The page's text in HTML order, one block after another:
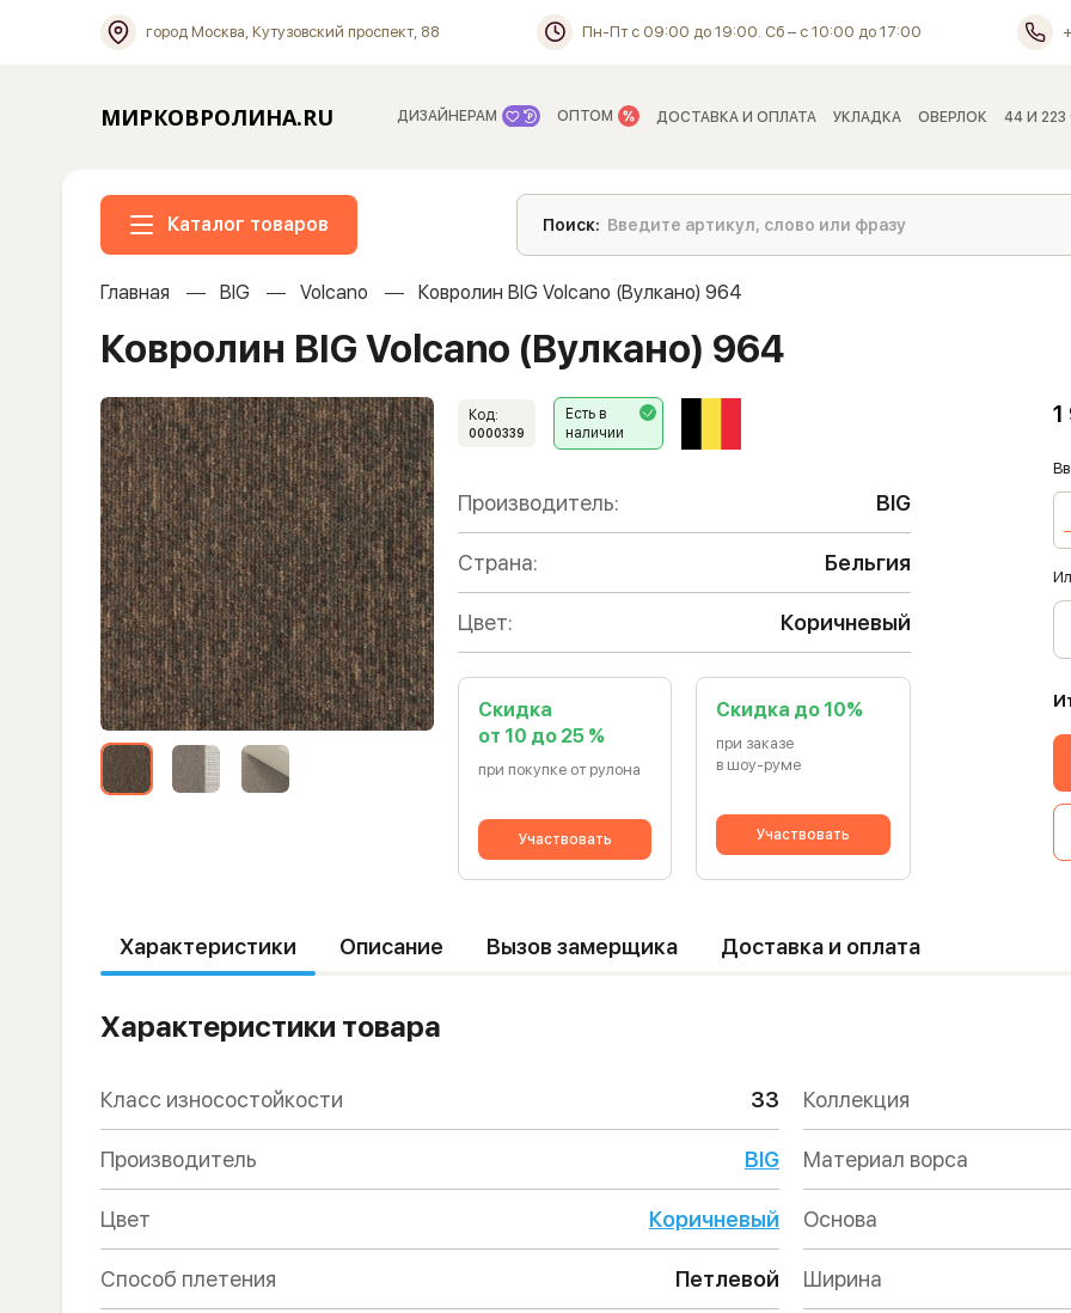
город Москва, Кутузовский проспект, 88 Пн-Пт с 09:00 до 19:00. Сб – с 10:00 до 17:00
МИРКОВРОЛИНА.RU ДИЗАЙНЕРАМ ОПТОМ ДОСТАВКА И ОПЛАТА УКЛАДКА ОВЕРЛОК 44 И 223
Каталог товаров
Главная BIG Volcano Ковролин BIG Volcano (Вулкано) 964
Ковролин BIG Volcano (Вулкано) 964
Код:
0000339
Есть в
наличии
Производитель: BIG
Страна: Бельгия
Цвет: Коричневый
Скидка
от 10 до 25 %
при покупке от рулона
Участвовать
Cкидка до 10%
при заказе
в шоу-руме
Участвовать
Характеристики Описание Вызов замерщика Доставка и оплата
Характеристики товара
Класс износостойкости 33 Коллекция
Производитель BIG Материал ворса
Цвет Коричневый Основа
Способ плетения Петлевой Ширина